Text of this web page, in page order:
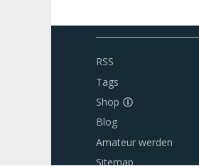
RSS
Tags
Shop
Blog
Amateur werden
Sitemap